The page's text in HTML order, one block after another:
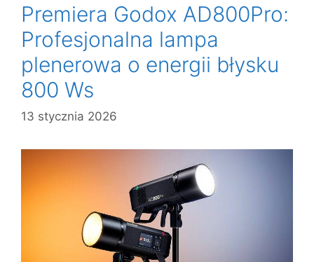
Premiera Godox AD800Pro:
Profesjonalna lampa
plenerowa o energii błysku
800 Ws
13 stycznia 2026